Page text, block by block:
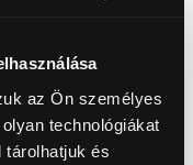
az Ön személyes
technológiákat
tárolhatjuk és